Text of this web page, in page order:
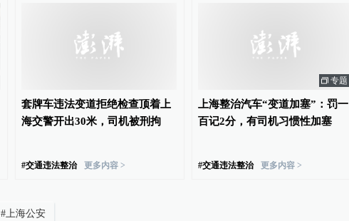
套牌车违法变道拒绝检查顶着上
海交警开出30米，司机被刑拘
#交通违法整治 更多内容 >
专题
上海整治汽车“变道加塞”：罚一
百记2分，有司机习惯性加塞
#交通违法整治 更多内容 >
#上海公安